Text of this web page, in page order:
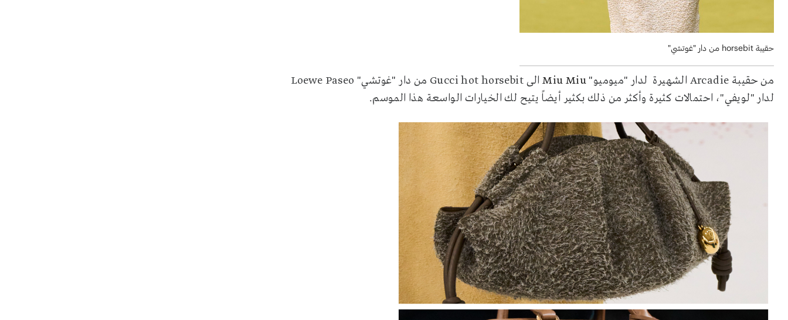
حقيبة horsebit من دار "غوتشي"
من حقيبة Arcadie الشهيرة لدار "ميوميو"Miu Miu الى Gucci hot horsebit من دار "غوتشي" Loewe Paseo
لدار "لويفي"، احتمالات كثيرة وأكثر من ذلك بكثير أيضاً يتيح لك الخيارات الواسعة هذا الموسم.